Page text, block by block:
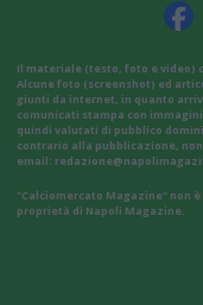
Il materiale (testo, foto e video)
Alcune foto (screenshot) ed
giunti da internet, in quanto
comunicati stampa con
quindi valutati di pubblico
contrario alla pubblicazione,
email:
"Calciomercato Magazine" non
proprietà di Napoli Magazine.